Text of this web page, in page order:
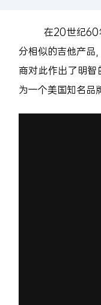
在20世纪60年
分相似的吉他产品
商对此作出了明
为一个美国知名品